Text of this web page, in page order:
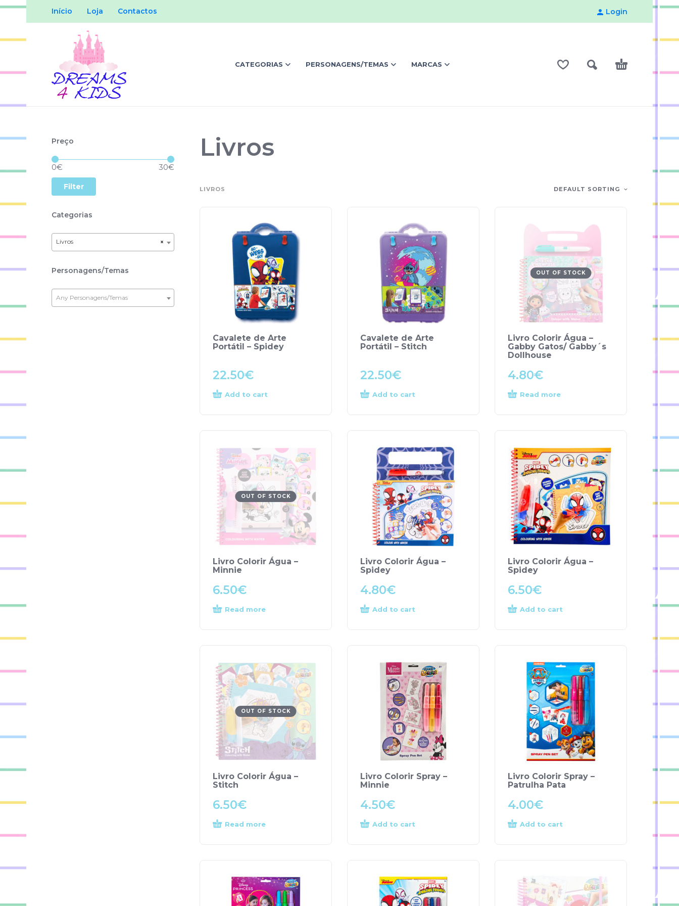
Início Loja Contactos Login
CATEGORIAS PERSONAGENS/TEMAS MARCAS
Preço
Filter
0€ 30€
Categorias
×
Livros
Personagens/Temas
Any Personagens/Temas
Livros
LIVROS DEFAULT SORTING
Cavalete de Arte
Portátil – Spidey
22.50€
Add to cart
Cavalete de Arte
Portátil – Stitch
22.50€
Add to cart
OUT OF STOCK
Livro Colorir Água –
Gabby Gatos/ Gabby´s
Dollhouse
4.80€
Read more
OUT OF STOCK
Livro Colorir Água –
Minnie
6.50€
Read more
Livro Colorir Água –
Spidey
4.80€
Add to cart
Livro Colorir Água –
Spidey
6.50€
Add to cart
OUT OF STOCK
Livro Colorir Água –
Stitch
6.50€
Read more
Livro Colorir Spray –
Minnie
4.50€
Add to cart
Livro Colorir Spray –
Patrulha Pata
4.00€
Add to cart